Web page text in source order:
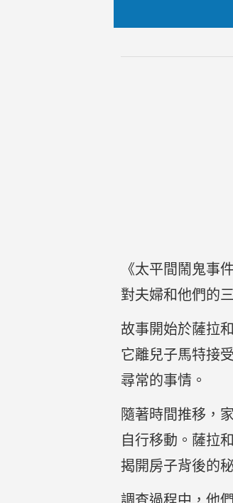
《太平間鬧鬼事
對夫婦和他們的
故事開始於薩拉
它離兒子馬特接
尋常的事情。
隨著時間推移，
自行移動。薩拉
揭開房子背後的